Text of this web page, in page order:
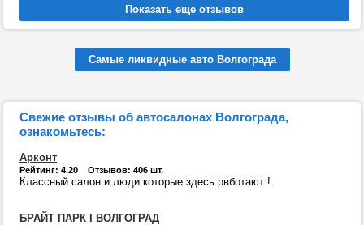
Самые ликвидные авто Волгограда
Свежие отзывы об автосалонах Волгограда,
ознакомьтесь:
Арконт
Рейтинг: 4.20 Отзывов: 406 шт.
Классный салон и люди которые здесь рвботают !
БРАЙТ ПАРК I ВОЛГОГРАД